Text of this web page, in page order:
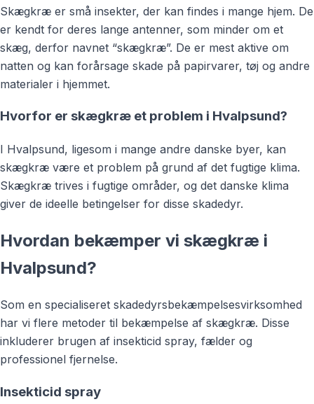
Skægkræ er små insekter, der kan findes i mange hjem. De
er kendt for deres lange antenner, som minder om et
skæg, derfor navnet “skægkræ”. De er mest aktive om
natten og kan forårsage skade på papirvarer, tøj og andre
materialer i hjemmet.
Hvorfor er skægkræ et problem i Hvalpsund?
I Hvalpsund, ligesom i mange andre danske byer, kan
skægkræ være et problem på grund af det fugtige klima.
Skægkræ trives i fugtige områder, og det danske klima
giver de ideelle betingelser for disse skadedyr.
Hvordan bekæmper vi skægkræ i
Hvalpsund?
Som en specialiseret skadedyrsbekæmpelsesvirksomhed
har vi flere metoder til bekæmpelse af skægkræ. Disse
inkluderer brugen af insekticid spray, fælder og
professionel fjernelse.
Insekticid spray